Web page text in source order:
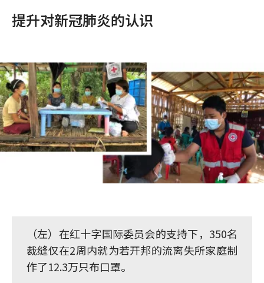
提升对新冠肺炎的认识
（左）在红十字国际委员会的支持下，350名
裁缝仅在2周内就为若开邦的流离失所家庭制
作了12.3万只布口罩。